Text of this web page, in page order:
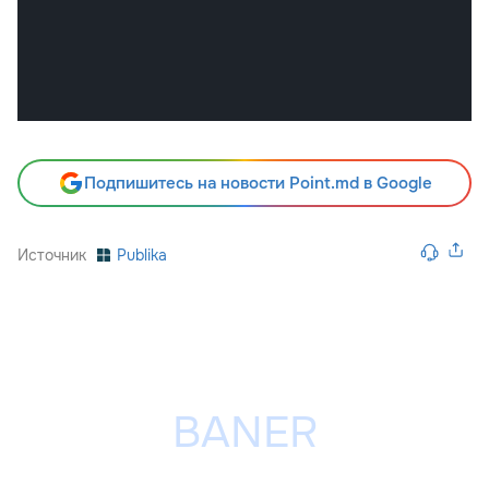
Подпишитесь на новости Point.md в Google
Источник Publika